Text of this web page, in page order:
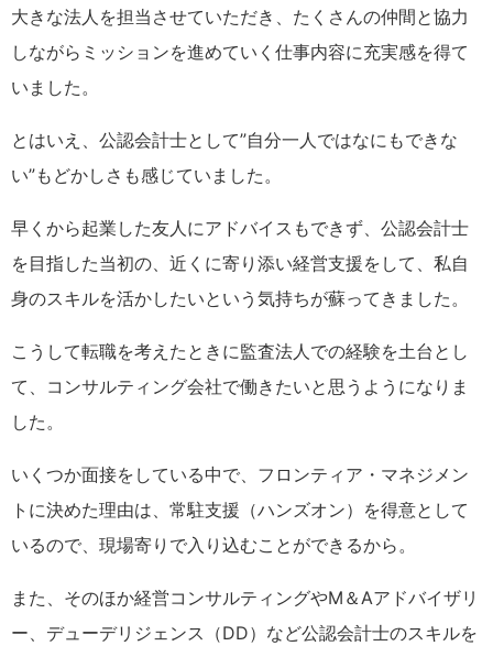
大きな法人を担当させていただき、 たくさんの仲間と協力
しながらミッションを進めていく仕事内容に充実感を得て
いました。
とはいえ、公認会計士として”自分一人ではなにもできな
い”もどかしさも感じていました。
早くから起業した友人にアドバイスもできず、公認会計士
を目指した当初の、近くに寄り添い経営支援をして、私自
身のスキルを活かしたいという気持ちが蘇ってきました。
こうして転職を考えたときに監査法人での経験を土台とし
て、コンサルティング会社で働きたいと思うようになりま
した。
いくつか面接をしている中で、フロンティア・マネジメン
トに決めた理由は、常駐支援（ハンズオン）を得意として
いるので、現場寄りで入り込むことができるから。
また、そのほか経営コンサルティングやM＆Aアドバイザリ
ー、デューデリジェンス（DD）など公認会計士のスキルを